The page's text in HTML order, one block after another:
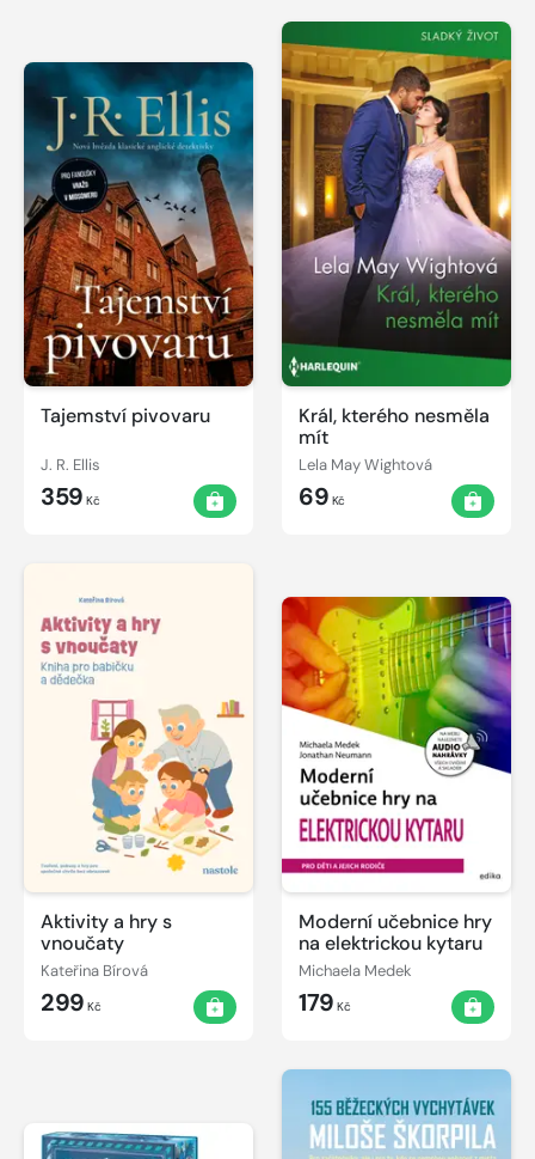
Tajemství pivovaru
J. R. Ellis
359 Kč
Král, kterého nesměla
mít
Lela May Wightová
69 Kč
Aktivity a hry s
vnoučaty
Kateřina Bírová
299 Kč
Moderní učebnice hry
na elektrickou kytaru
Michaela Medek
179 Kč